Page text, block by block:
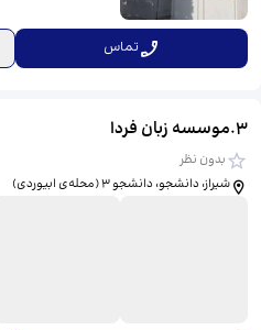
تماس
3
.موسسه زبان فردا
بدون نظر
شیراز، دانشجو، دانشجو 3 (محله‌ی ابیوردی)